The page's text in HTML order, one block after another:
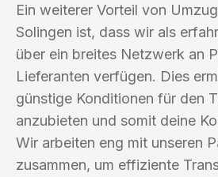
Ein weiterer Vorteil von
Solingen ist, dass wir als
über ein breites Netzwerk an
Lieferanten verfügen. Dies
günstige Konditionen für den
anzubieten und somit deine
Wir arbeiten eng mit unseren
zusammen, um effiziente